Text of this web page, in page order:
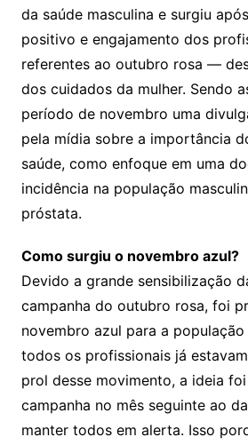
da saúde masculina e surgiu
positivo e engajamento dos
referentes ao outubro rosa —
dos cuidados da mulher. Sendo
período de novembro uma
pela mídia sobre a importância
saúde, como enfoque em uma
incidência na população
próstata.
Como surgiu o novembro azul?
Devido a grande sensibilização
campanha do outubro rosa, foi
novembro azul para a
todos os profissionais já
prol desse movimento, a ideia
campanha no mês seguinte ao
manter todos em alerta. Isso